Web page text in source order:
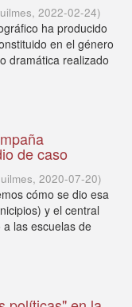
, 2022-02-24)
ha producido
en el género
dramática realizado
de caso
, 2020-07-20)
cómo se dio esa
y el central
las escuelas de